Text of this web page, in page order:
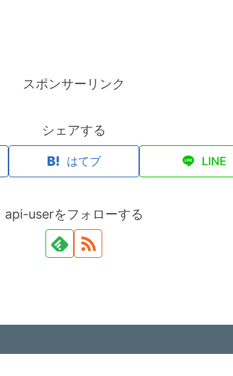
スポンサーリンク
シェアする
はてブ LINE
api-userをフォローする